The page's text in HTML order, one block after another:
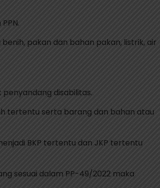
pakan dan bahan pakan, listrik, air
disabilitas.
tertentu serta barang dan bahan atau
BKP tertentu dan JKP tertentu
sesuai dalam PP-49/2022 maka